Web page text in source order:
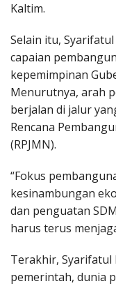
Kaltim.
Selain itu,
capaian
kepemimpinan
Menurutnya, arah
berjalan di jalur
Rencana
(RPJMN).
“Fokus
kesinambungan
dan penguatan
harus terus
Terakhir,
pemerintah, dunia